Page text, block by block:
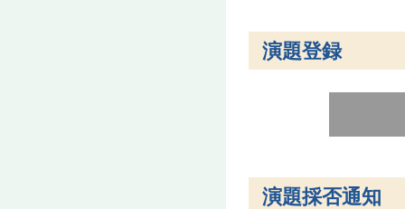
演題登録
演題採否通知